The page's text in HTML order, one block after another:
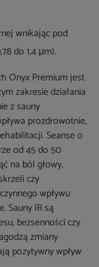
wnikając pod
do 1,4 μm).
Onyx Premium jest
zakresie działania
z sauny
prozdrowotnie,
Seanse o
od 45 do 50
na ból głowy,
czy
wpływu
Sauny IR są
bezsenności czy
zmiany
pozytywny wpływ